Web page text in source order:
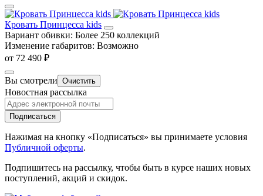
Кровать Принцесса kids
Вариант обивки: Более 250 коллекций
Изменение габаритов: Возможно
от 72 490 ₽
Вы смотрели Очистить
Новостная рассылка
Подписаться
Нажимая на кнопку «Подписаться» вы принимаете условия
Публичной оферты.
Подпишитесь на рассылку, чтобы быть в курсе наших новых
поступлений, акций и скидок.